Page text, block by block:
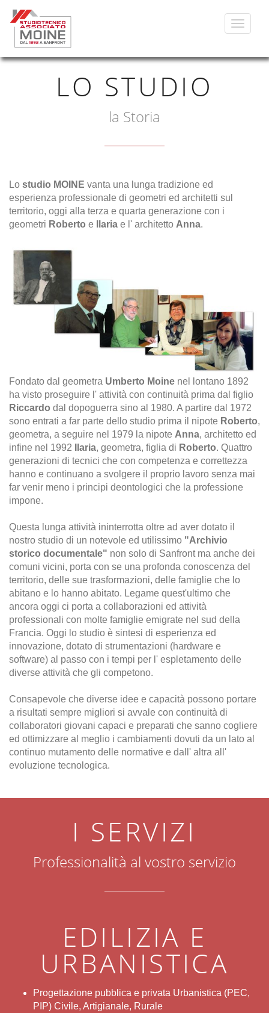
Toggle
LO STUDIO
la Storia
Lo studio MOINE vanta una lunga tradizione ed
esperienza professionale di geometri ed architetti sul
territorio, oggi alla terza e quarta generazione con i
geometri Roberto e Ilaria e l' architetto Anna.
Fondato dal geometra Umberto Moine nel lontano 1892
ha visto proseguire l' attività con continuità prima dal figlio
Riccardo dal dopoguerra sino al 1980. A partire dal 1972
sono entrati a far parte dello studio prima il nipote Roberto,
geometra, a seguire nel 1979 la nipote Anna, architetto ed
infine nel 1992
Ilaria, geometra, figlia di Roberto. Quattro
generazioni di tecnici che con competenza e correttezza
hanno e continuano a svolgere il proprio lavoro senza mai
far venir meno i principi deontologici che la professione
impone.
Questa lunga attività ininterrotta oltre ad aver dotato il
nostro studio di un notevole ed utilissimo "Archivio
storico documentale" non solo di Sanfront ma anche dei
comuni vicini, porta con se una profonda conoscenza del
territorio, delle sue trasformazioni, delle famiglie che lo
abitano e lo hanno abitato. Legame quest'ultimo che
ancora oggi ci porta a collaborazioni ed attività
professionali con molte famiglie emigrate nel sud della
Francia. Oggi lo studio è sintesi di esperienza ed
innovazione, dotato di strumentazioni (hardware e
software) al passo con i tempi per l' espletamento delle
diverse attività che gli competono.
Consapevole che diverse idee e capacità possono portare
a risultati sempre migliori si avvale con continuità di
collaboratori giovani capaci e preparati che sanno cogliere
ed ottimizzare al meglio i cambiamenti dovuti da un lato al
continuo mutamento delle normative e dall' altra all'
evoluzione tecnologica.
I SERVIZI
Professionalità al vostro servizio
EDILIZIA E
URBANISTICA
Progettazione pubblica e privata Urbanistica (PEC,
PIP) Civile, Artigianale, Rurale